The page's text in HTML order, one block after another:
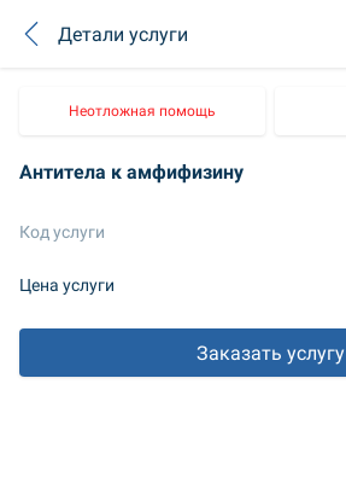
Детали услуги
Неотложная помощь
Антитела к амфифизину
Код услуги
Цена услуги
Заказать услугу